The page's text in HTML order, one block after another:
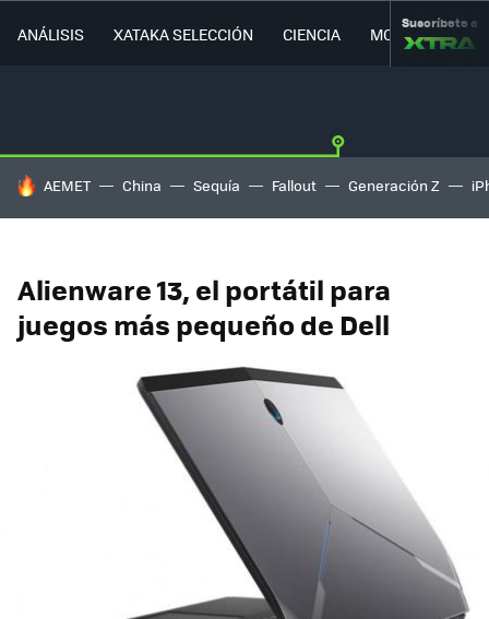
ANÁLISIS XATAKA SELECCIÓN CIENCIA MOVILIDAD
Suscríbete a
HOY SE HABLA DE
AEMET China Sequía Fallout Generación Z
Alienware 13, el portátil para
juegos más pequeño de Dell